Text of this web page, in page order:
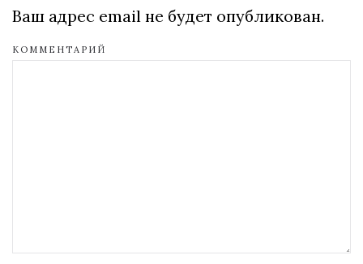
Ваш адрес email не будет опубликован.
КОММЕНТАРИЙ